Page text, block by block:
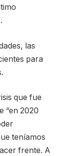
las
para
que fue
“en 2020
teníamos
frente. A